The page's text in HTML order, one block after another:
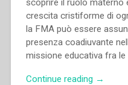
scoprire il ruolo materno
crescita cristiforme di
la FMA può essere
presenza coadiuvante
missione educativa fra le
Continue reading “Maria
→